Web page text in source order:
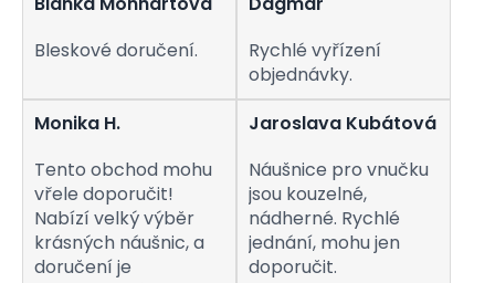
ý
i
s
u
Bleskové doručení.
Rychlé vyřízení
objednávky.
Monika H.
Tento obchod mohu
vřele doporučit!
Nabízí velký výběr
krásných náušnic, a
doručení je
Jaroslava Kubátová
Náušnice pro vnučku
jsou kouzelné,
nádherné. Rychlé
jednání, mohu jen
doporučit.